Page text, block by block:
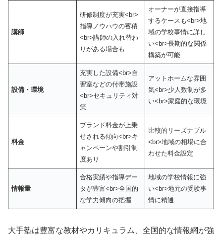
講師
研修制度が充実<br>
指導ノウハウの蓄積
<br>講師の入れ替わ
りがある場合も
オーナーが直接指導
するケースも<br>地
域の学校事情に詳し
い<br>長期的な関係
構築が可能
設備・環境
充実した設備<br>自
習室などの付帯施設
<br>セキュリティ対
策
アットホームな雰囲
気<br>少人数制が多
い<br>家庭的な環境
料金
ブランド料金が上乗
せされる傾向<br>キ
ャンペーンや割引制
度あり
比較的リーズナブル
<br>地域の相場に合
わせた料金設定
情報量
合格実績や指導デー
タが豊富<br>全国的
な学力傾向の把握
地域の学校情報に強
い<br>地元の受験事
情に精通
大手塾は豊富な教材やカリキュラム、全国的な情報網が強